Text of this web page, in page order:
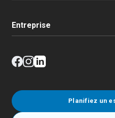
Entreprise
Planifiez un